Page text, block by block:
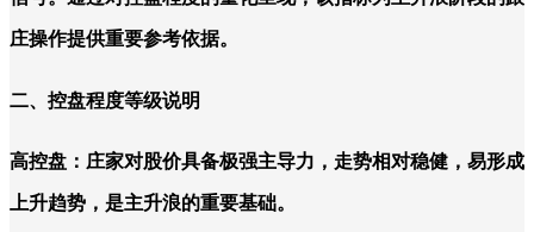
庄操作提供重要参考依据。
二、控盘程度等级说明
高控盘：庄家对股价具备极强主导力，走势相对稳健，易形成
上升趋势，是主升浪的重要基础。